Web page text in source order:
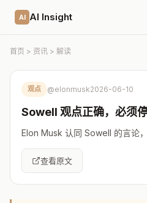
AI AI Insight
首页 > 资讯 > 解读
观点 @elonmusk2026-06-10
Sowell 观点正确，必须
Elon Musk 认同 Sowell 的言论
查看原文